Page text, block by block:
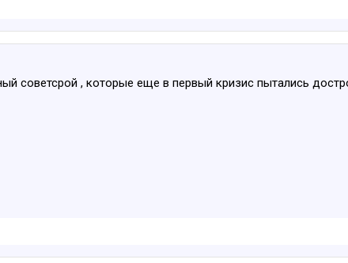
советсрой , которые еще в первый кризис пытались